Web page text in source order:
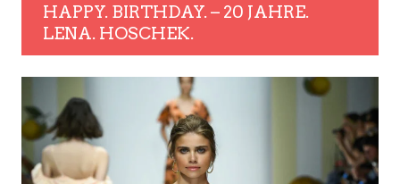
HAPPY. BIRTHDAY. – 20 JAHRE.
LENA. HOSCHEK.